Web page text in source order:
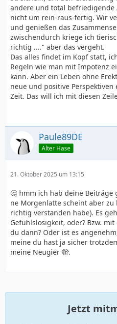
andere und total befriedigende
nicht um rein-raus-fertig. Wir
und genießen das
zwischendurch kriege ich
richtig ...." aber das vergeht.
Das alles findet im Kopf statt,
Regeln wie man mit Impotenz
kann. Aber ein Leben ohne
neue und positive
Zeit. Das will ich mit diesen
Paule89DE
Alter Hase
21. Oktober 2025 um 13:15
🤔 hmm ich hab deine Beiträge
ne Morgenlatte scheint aber zu
richtig verstanden habe). Es
Gefühlslosigkeit, oder? Bzw.
du dann? Oder ist es
meine du hast ja sicher
meine Neugier 🫣.
Jetzt